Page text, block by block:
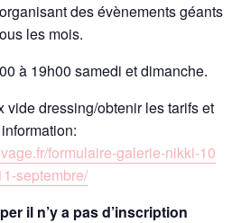
des évènements géants
les mois.
à 19h00 samedi et dimanche.
vide dressing/obtenir les tarifs et
information:
formulaire-galerie-nikki-10
septembre/
il n’y a pas d’inscription